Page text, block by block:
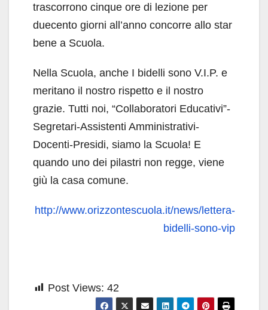
trascorrono cinque ore di lezione per
duecento giorni all’anno concorre allo star
bene a Scuola.
Nella Scuola, anche I bidelli sono V.I.P. e
meritano il nostro rispetto e il nostro
grazie. Tutti noi, “Collaboratori Educativi”-
Segretari-Assistenti Amministrativi-
Docenti-Presidi, siamo la Scuola! E
quando uno dei pilastri non regge, viene
giù la casa comune.
http://www.orizzontescuola.it/news/lettera-
bidelli-sono-vip
Post Views: 42